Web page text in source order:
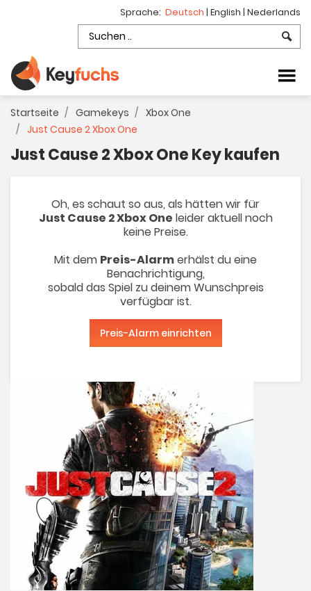
Sprache: Deutsch | English | Nederlands
Startseite Gamekeys
Xbox One
Just Cause 2 Xbox One
Just Cause 2 Xbox One Key kaufen
Oh, es schaut so aus, als hätten wir für
Just Cause 2 Xbox One leider aktuell noch
keine Preise.
Mit dem Preis-Alarmerhälst du eine
Benachrichtigung,
sobald das Spiel zu deinem Wunschpreis
verfügbar ist.
Preis-Alarm einrichten